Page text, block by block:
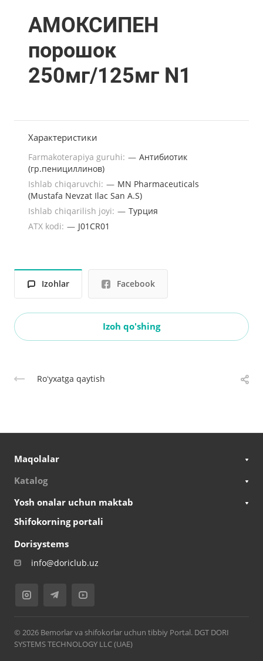
АМОКСИПЕН
порошок
250мг/125мг N1
Характеристики
Farmakoterapiya guruhi: — Антибиотик
(гр.пенициллинов)
Ishlab chiqaruvchi: — MN Pharmaceuticals
(Mustafa Nevzat Ilac San A.S)
Ishlab chiqarilish joyi: — Турция
ATX kodi: — J01CR01
Izohlar Facebook
Izoh qo'shing
Roʻyxatga qaytish
Maqolalar
Katalog
Yosh onalar uchun maktab
Shifokorning portali
Dorisystems
info@doriclub.uz
© 2026 Bemorlar va shifokorlar uchun tibbiy Portal. DGT DORI
SYSTEMS TECHNOLOGY LLC (UAE)